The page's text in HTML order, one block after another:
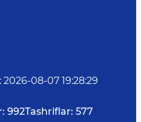
: 2026-08-07 19:28:29
992Tashriflar: 577